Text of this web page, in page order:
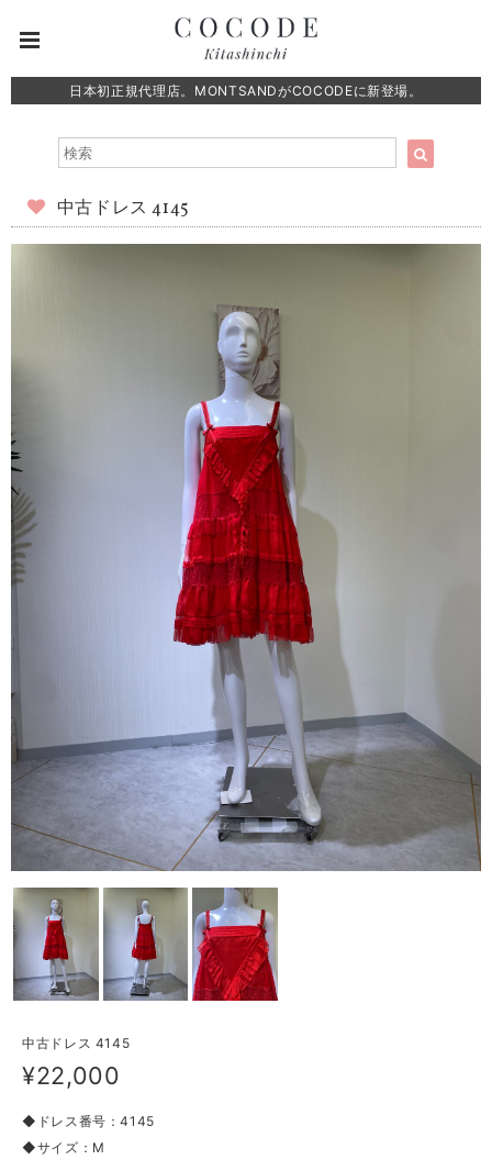
日本初正規代理店。MONTSANDがCOCODEに新登場。
中古ドレス 4145
中古ドレス 4145
¥22,000
◆ドレス番号：4145
◆サイズ：M